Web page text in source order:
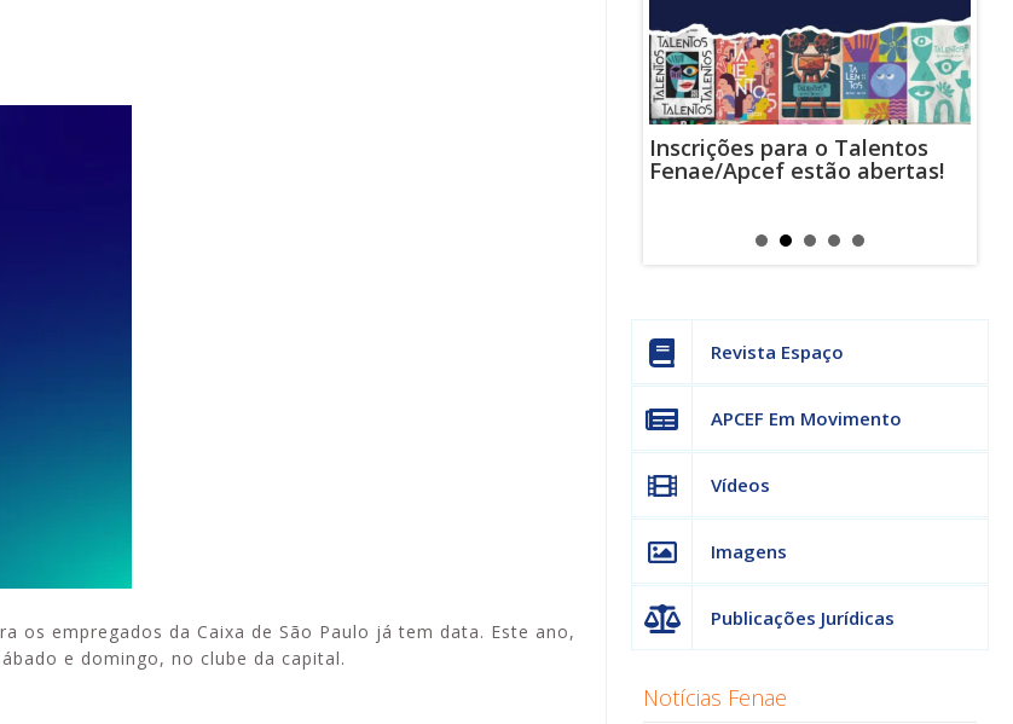
os empregados da Caixa de São Paulo já tem data. Este ano,
e domingo, no clube da capital.
Inscrições para o Talentos
Fenae/Apcef estão abertas!
Revista Espaço
APCEF Em Movimento
Vídeos
Imagens
Publicações Jurídicas
Notícias Fenae